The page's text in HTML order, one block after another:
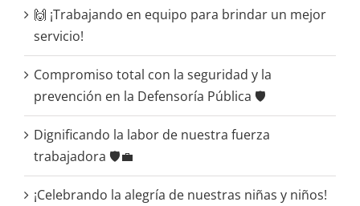
🙌 ¡Trabajando en equipo para brindar un mejor
servicio!
Compromiso total con la seguridad y la
prevención en la Defensoría Pública 🛡️
Dignificando la labor de nuestra fuerza
trabajadora 🛡️💼
¡Celebrando la alegría de nuestras niñas y niños!